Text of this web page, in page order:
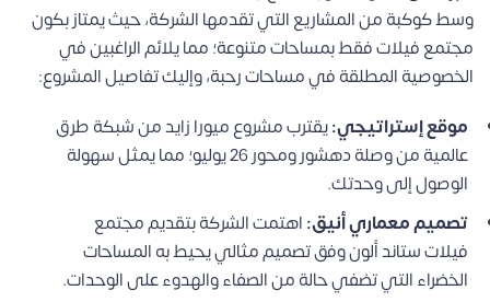
وسط كوكبة من المشاريع التي تقدمها الشركة، حيث يمتاز بكون
مجتمع فيلات فقط بمساحات متنوعة؛ مما يلائم الراغبين في
الخصوصية المطلقة في مساحات رحبة، وإليك تفاصيل المشروع:
موقع إستراتيجي:يقترب مشروع ميورا زايد من شبكة طرق
عالمية من وصلة دهشور ومحور 26 يوليو؛ مما يمثل سهولة
الوصول إلى وحدتك.
تصميم معماري أنيق:اهتمت الشركة بتقديم مجتمع
فيلات ستاند ألون وفق تصميم مثالي يحيط به المساحات
الخضراء التي تضفي حالة من الصفاء والهدوء على الوحدات.